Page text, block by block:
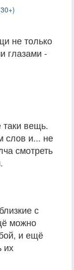
не только
глазами -
таки вещь.
слов и... не
смотреть
с
можно
и ещё
их